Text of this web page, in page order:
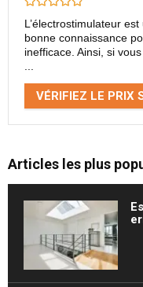
L’électrostimulateur
bonne connaissance
inefficace. Ainsi, si
VÉRIFIEZ LE PRIX
Articles les plus